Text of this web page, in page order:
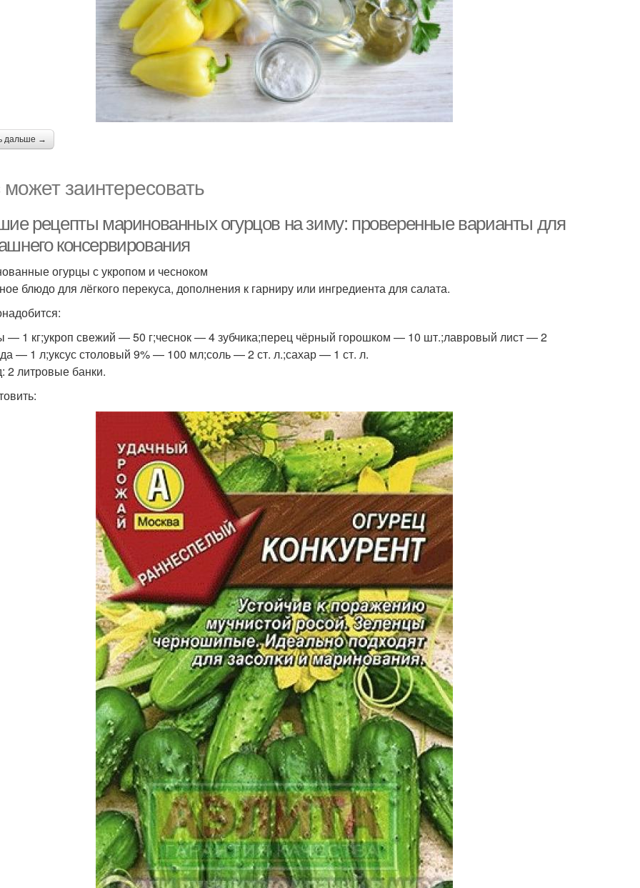
дальше →
заинтересовать
рецепты маринованных огурцов на зиму: проверенные варианты для
консервирования
огурцы с укропом и чесноком
блюдо для лёгкого перекуса, дополнения к гарниру или ингредиента для салата.
— 1 кг;укроп свежий — 50 г;чеснок — 4 зубчика;перец чёрный горошком — 10 шт.;лавровый лист — 2
— 1 л;уксус столовый 9% — 100 мл;соль — 2 ст. л.;сахар — 1 ст. л.
2 литровые банки.